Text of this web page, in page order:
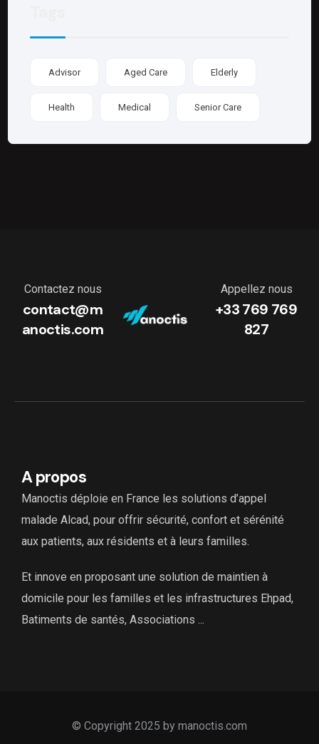
Advisor Aged Care Elderly
Health Medical Senior Care
Contactez nous
contact@m
anoctis.com
Appellez nous
+33 769 769
827
A propos
Manoctis déploie en France les solutions d’appel
malade Alcad, pour offrir sécurité, confort et sérénité
aux patients, aux résidents et à leurs familles.
Et innove en proposant une solution de maintien à
domicile pour les familles et les infrastructures Ehpad,
Batiments de santés, Associations ...
© Copyright 2025 by manoctis.com